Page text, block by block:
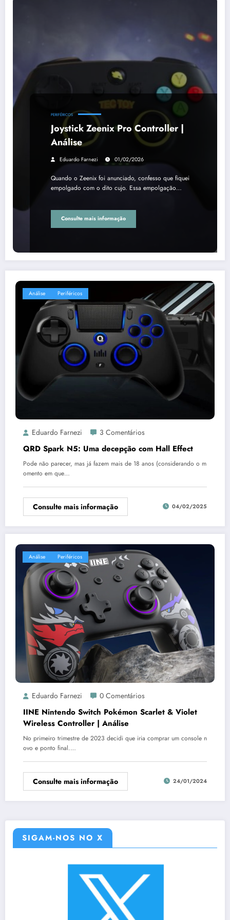
PERIFÉRICOS
Joystick Zeenix Pro Controller |
Análise
Eduardo Farnezi 01/02/2026
Quando o Zeenix foi anunciado, confesso que fiquei
empolgado com o dito cujo. Essa empolgação…
Consulte mais informação
Análise Periféricos
Eduardo Farnezi 3 Comentários
QRD Spark N5: Uma decepção com Hall Effect
Pode não parecer, mas já fazem mais de 18 anos (considerando o m
omento em que…
Consulte mais informação 04/02/2025
Análise Periféricos
Eduardo Farnezi 0 Comentários
IINE Nintendo Switch Pokémon Scarlet & Violet
Wireless Controller | Análise
No primeiro trimestre de 2023 decidi que iria comprar um console n
ovo e ponto final.…
Consulte mais informação 24/01/2024
SIGAM-NOS NO X